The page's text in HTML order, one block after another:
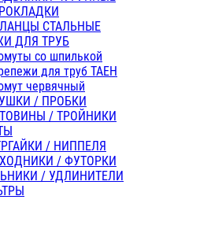
СТАЛЬНЫЕ
ДЛЯ ТРУБ
со шпилькой
для труб ТАЕН
червячный
/ ПРОБКИ
/ ТРОЙНИКИ
/ НИППЕЛЯ
/ ФУТОРКИ
/ УДЛИНИТЕЛИ